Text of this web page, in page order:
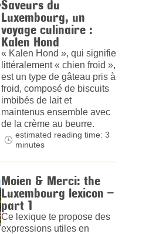
Saveurs du
Luxembourg, un
voyage culinaire :
Kalen Hond
« Kalen Hond », qui signifie
littéralement « chien froid »,
est un type de gâteau pris à
froid, composé de biscuits
imbibés de lait et
maintenus ensemble avec
de la crème au beurre.
estimated reading time: 3
minutes
Moien & Merci: the
Luxembourg lexicon –
part 1
Ce lexique te propose des
expressions utiles en